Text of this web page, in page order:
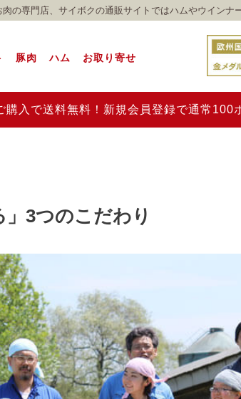
の専門店、サイボクの通販サイトではハムやウインナ
豚肉 ハム お取り寄せ
入で送料無料！新規会員登録で通常100
3つのこだわり